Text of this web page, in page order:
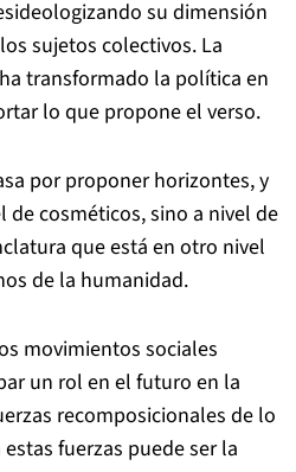
su dimensión
sujetos colectivos. La
transformado la política en
lo que propone el verso.
por proponer horizontes, y
de cosméticos, sino a nivel de
que está en otro nivel
de la humanidad.
movimientos sociales
un rol en el futuro en la
recomposicionales de lo
fuerzas puede ser la